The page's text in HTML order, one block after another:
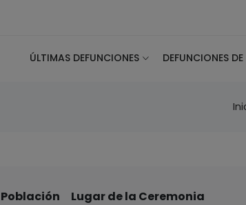
ÚLTIMAS DEFUNCIONES DEFUNCIONES
Población Lugar de la Ceremonia